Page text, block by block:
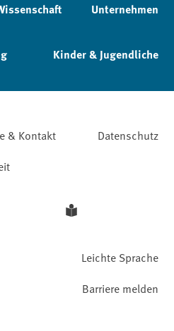
Unternehmen
Kinder & Jugendliche
& Kontakt
Datenschutz
Leichte Sprache
Barriere melden